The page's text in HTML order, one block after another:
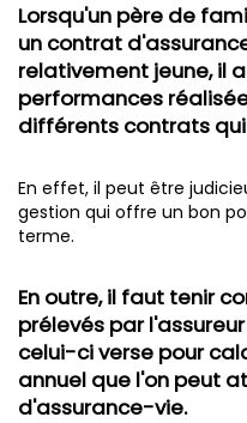
Lorsqu'un père de
un contrat
relativement jeune, il
performances
différents contrats
En effet, il peut être
gestion qui offre un bon
terme.
En outre, il faut tenir
prélevés par
celui-ci verse pour
annuel que l'on peut
d'assurance-vie.